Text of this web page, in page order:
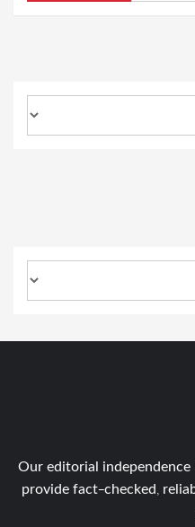
Our editorial
provide fact-checked,